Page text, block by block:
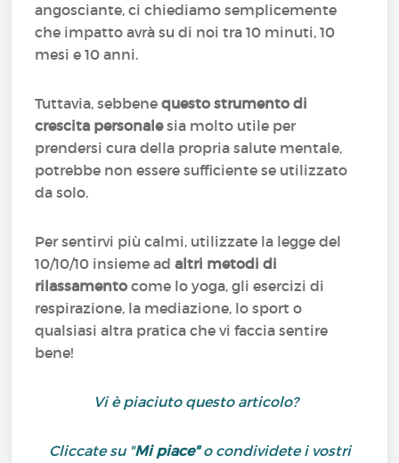
angosciante, ci chiediamo semplicemente
che impatto avrà su di noi tra 10 minuti, 10
mesi e 10 anni.
Tuttavia, sebbenequesto strumento di
crescita personalesia molto utile per
prendersi cura della propria salute mentale,
potrebbe non essere sufficiente se utilizzato
da solo.
Per sentirvi più calmi, utilizzate la legge del
10/10/10 insieme adaltri metodi di
rilassamentocome lo yoga, gli esercizi di
respirazione, la mediazione, lo sport o
qualsiasi altra pratica che vi faccia sentire
bene!
Vi è piaciuto questo articolo?
Cliccate su "Mi piace"o condividete i vostri